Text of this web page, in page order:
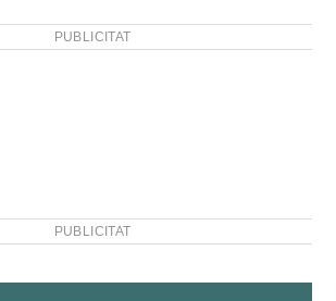
PUBLICITAT
PUBLICITAT